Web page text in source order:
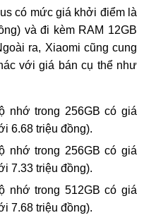
có mức giá khởi điểm là
và đi kèm RAM 12GB
ra, Xiaomi cũng cung
với giá bán cụ thể như
nhớ trong 256GB có giá
6.68 triệu đồng).
nhớ trong 256GB có giá
7.33 triệu đồng).
nhớ trong 512GB có giá
7.68 triệu đồng).